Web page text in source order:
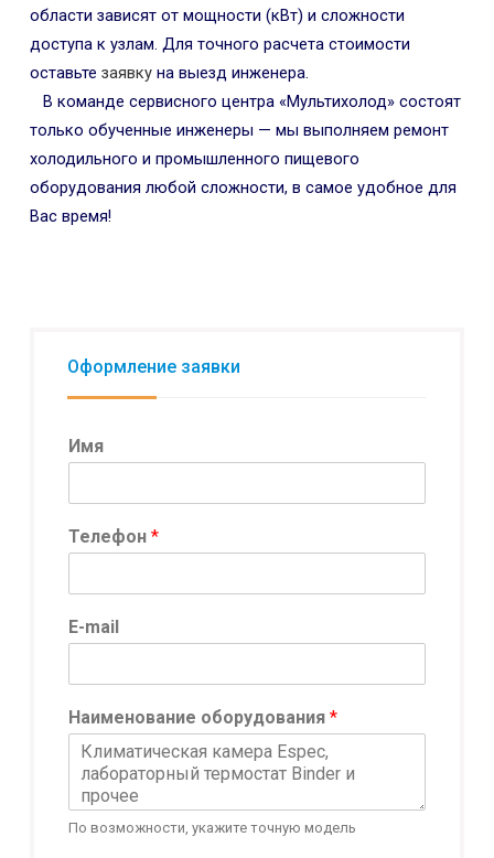
области зависят от мощности (кВт) и сложности
доступа к узлам. Для точного расчета стоимости
оставьте заявкуна выезд инженера.
В команде сервисного центра «Мультихолод» состоят
только обученные инженеры — мы выполняем ремонт
холодильного и промышленного пищевого
оборудования любой сложности, в самое удобное для
Вас время!
Оформление заявки
Имя
И
м
Т
л
ф
н
Телефон *
E-mail
Наименование оборудования *
По возможности, укажите точную модель